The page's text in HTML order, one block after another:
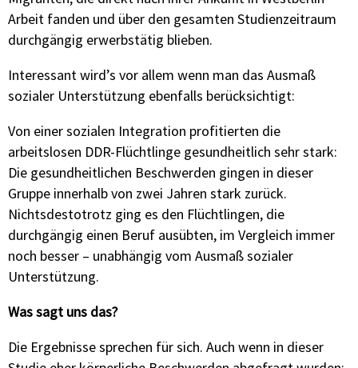
Arbeit fanden und über den gesamten Studienzeitraum
durchgängig erwerbstätig blieben.
Interessant wird’s vor allem wenn man das Ausmaß
sozialer Unterstützung ebenfalls berücksichtigt:
Von einer sozialen Integration profitierten die
arbeitslosen DDR-Flüchtlinge gesundheitlich sehr stark:
Die gesundheitlichen Beschwerden gingen in dieser
Gruppe innerhalb von zwei Jahren stark zurück.
Nichtsdestotrotz ging es den Flüchtlingen, die
durchgängig einen Beruf ausübten, im Vergleich immer
noch besser – unabhängig vom Ausmaß sozialer
Unterstützung.
Was sagt uns das?
Die Ergebnisse sprechen für sich. Auch wenn in dieser